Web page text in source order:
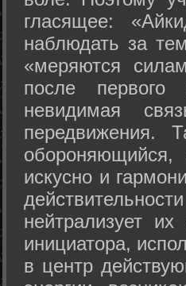
гласящее:
наблюдать за
«меряются
после первого
невидимая
передвижения.
искусно и
нейтрализует
инициатора,
в центр